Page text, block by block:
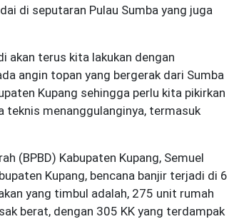
di seputaran Pulau Sumba yang juga
akan terus kita lakukan dengan
angin topan yang bergerak dari Sumba
Kupang sehingga perlu kita pikirkan
teknis menanggulanginya, termasuk
(BPBD) Kabupaten Kupang, Semuel
Kupang, bencana banjir terjadi di 6
yang timbul adalah, 275 unit rumah
berat, dengan 305 KK yang terdampak